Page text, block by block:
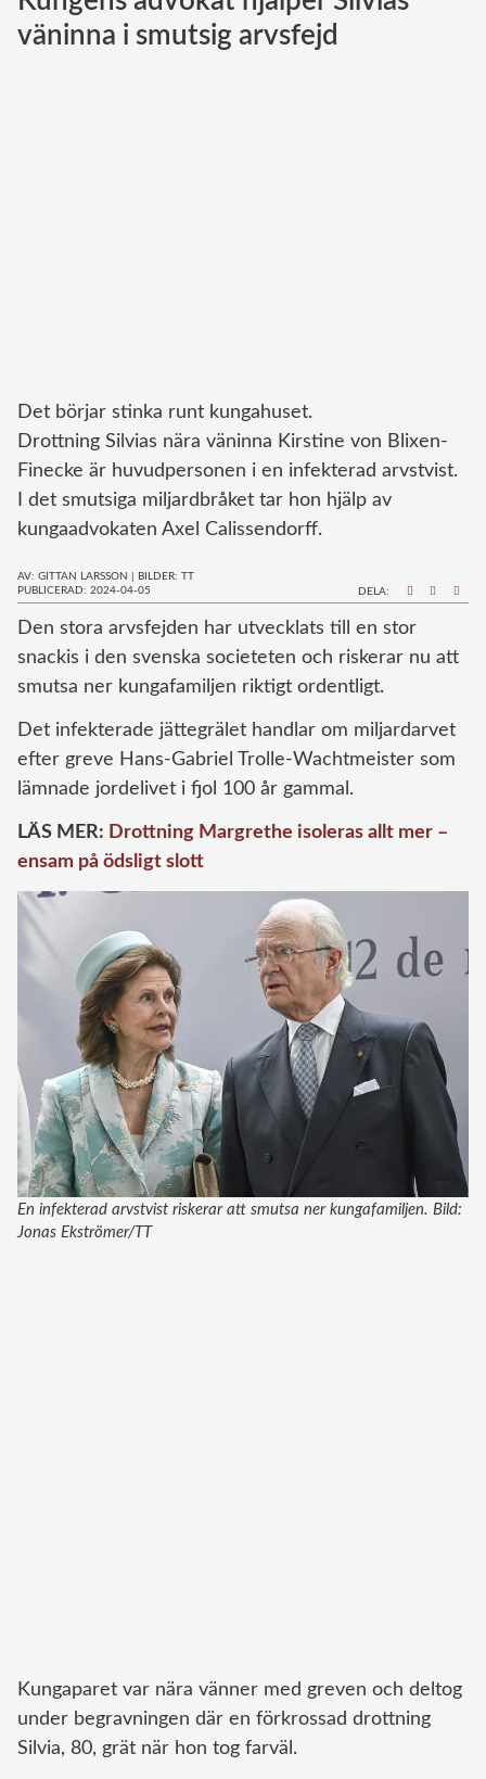
Norska kungahuset
Monacos furstehus
väninna i smutsig arvsfejd
Det börjar stinka runt kungahuset.
Drottning Silvias nära väninna Kirstine von Blixen-
Finecke är huvudpersonen i en infekterad arvstvist.
I det smutsiga miljardbråket tar hon hjälp av
kungaadvokaten Axel Calissendorff.
AV: GITTAN LARSSON
BILDER: TT
PUBLICERAD: 2024-04-05
DELA:
Den stora arvsfejden har utvecklats till en stor
snackis i den svenska societeten och riskerar nu att
smutsa ner kungafamiljen riktigt ordentligt.
Det infekterade jättegrälet handlar om miljardarvet
efter greve Hans-Gabriel Trolle-Wachtmeister som
lämnade jordelivet i fjol 100 år gammal.
LÄS MER: Drottning Margrethe isoleras allt mer –
ensam på ödsligt slott
En infekterad arvstvist riskerar att smutsa ner kungafamiljen. Bild:
Jonas Ekströmer/TT
Kungaparet var nära vänner med greven och deltog
under begravningen där en förkrossad drottning
Silvia, 80, grät när hon tog farväl.